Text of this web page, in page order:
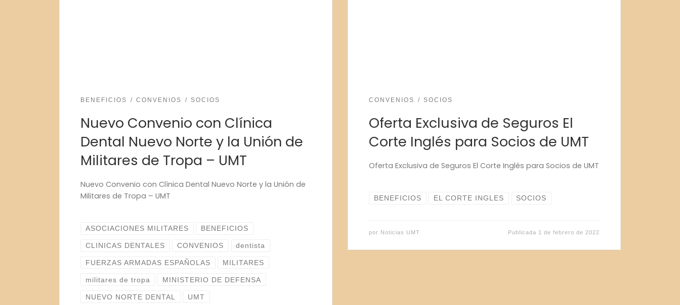
BENEFICIOS CONVENIOS SOCIOS
Nuevo Convenio con Clínica
Dental Nuevo Norte y la Unión de
Militares de Tropa – UMT
Nuevo Convenio con Clínica Dental Nuevo Norte y la Unión de
Militares de Tropa – UMT
ASOCIACIONES MILITARES BENEFICIOS
CLINICAS DENTALES CONVENIOS dentista
FUERZAS ARMADAS ESPAÑOLAS MILITARES
militares de tropa MINISTERIO DE DEFENSA
NUEVO NORTE DENTAL UMT
CONVENIOS SOCIOS
Oferta Exclusiva de Seguros El
Corte Inglés para Socios de UMT
Oferta Exclusiva de Seguros El Corte Inglés para Socios de UMT
BENEFICIOS EL CORTE INGLES SOCIOS
por Noticias UMT Publicada 1 de febrero de 2022